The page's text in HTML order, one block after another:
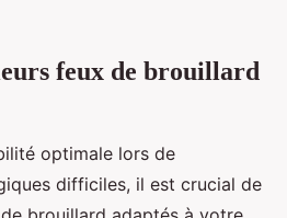
feux de brouillard
optimale lors de
difficiles, il est crucial de